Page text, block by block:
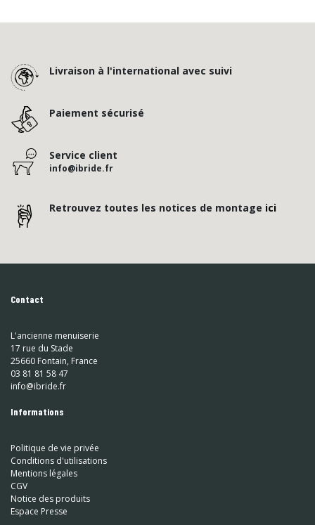
Livraison à l'international avec suivi
Paiement sécurisé
Service client
info@ibride.fr
Retrouvez toutes les notices de montage ici
Contact
L'ancienne menuiserie
17 rue du Stade
25660 Fontain, France
03 81 81 58 47
info@ibride.fr
Informations
Politique de vie privée
Conditions d'utilisations
Mentions légales
CGV
Notice des produits
Espace Presse